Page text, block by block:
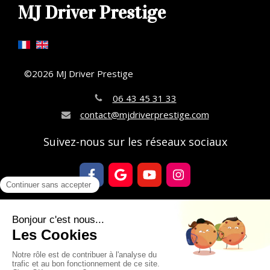
MJ Driver Prestige
©2026 MJ Driver Prestige
06 43 45 31 33
contact@mjdriverprestige.com
Suivez-nous sur les réseaux sociaux
Réserver une course
Nos villes